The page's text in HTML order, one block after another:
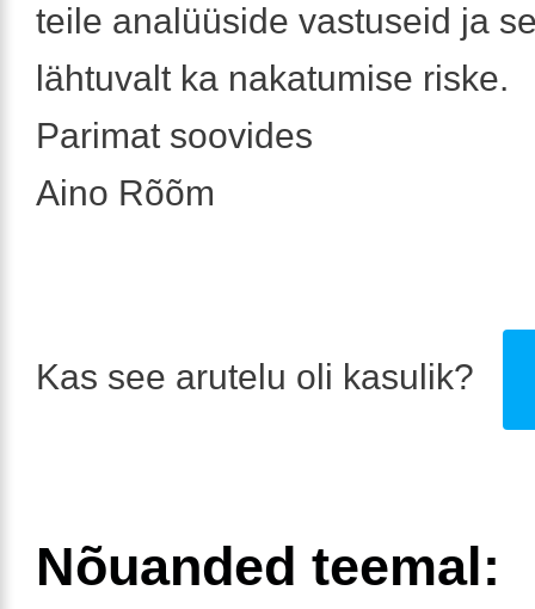
teile analüüside vastuseid ja
lähtuvalt ka nakatumise riske.
Parimat soovides
Aino Rõõm
Kas see arutelu oli kasulik?
Nõuanded teemal: